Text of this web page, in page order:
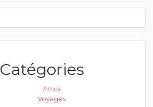
Catégories
Actus
Voyages